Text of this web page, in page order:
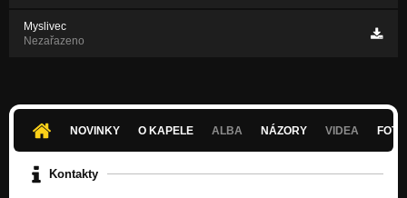
Myslivec
Nezařazeno
NOVINKY O KAPELE ALBA NÁZORY VIDEA
Kontakty